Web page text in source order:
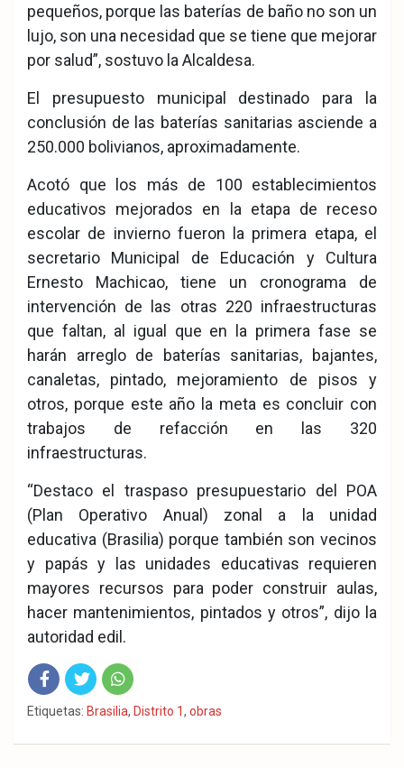
pequeños, porque las baterías de baño no son un
lujo, son una necesidad que se tiene que mejorar
por salud”, sostuvo la Alcaldesa.
El presupuesto municipal destinado para la
conclusión de las baterías sanitarias asciende a
250.000 bolivianos, aproximadamente.
Acotó que los más de 100 establecimientos
educativos mejorados en la etapa de receso
escolar de invierno fueron la primera etapa, el
secretario Municipal de Educación y Cultura
Ernesto Machicao, tiene un cronograma de
intervención de las otras 220 infraestructuras
que faltan, al igual que en la primera fase se
harán arreglo de baterías sanitarias, bajantes,
canaletas, pintado, mejoramiento de pisos y
otros, porque este año la meta es concluir con
trabajos de refacción en las 320
infraestructuras.
“Destaco el traspaso presupuestario del POA
(Plan Operativo Anual) zonal a la unidad
educativa (Brasilia) porque también son vecinos
y papás y las unidades educativas requieren
mayores recursos para poder construir aulas,
hacer mantenimientos, pintados y otros”, dijo la
autoridad edil.
Fac
eb
Twit
ter
Wha
tsA
Etiquetas: Brasilia, Distrito 1, obras